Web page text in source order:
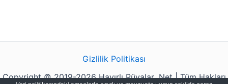
Gizlilik Politikası
Copyright © 2019-2026 Hayırlı Rüyalar .Net | Tüm Hakları